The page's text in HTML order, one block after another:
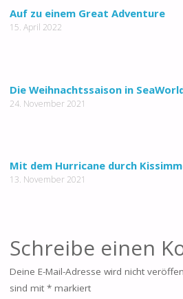
Auf zu einem Great Adventure
15. April 2022
Die Weihnachtssaison in
24. November 2021
Mit dem Hurricane durch
13. November 2021
Schreibe einen
Deine E-Mail-Adresse wird nicht
sind mit *markiert